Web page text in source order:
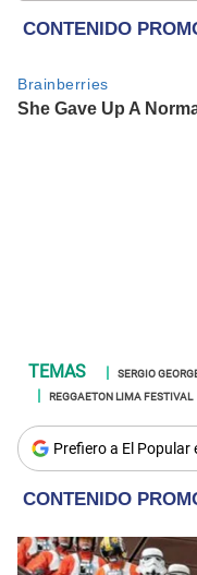
SERGIO
REGGAETON LIMA FESTIVAL
Prefiero a El Popular